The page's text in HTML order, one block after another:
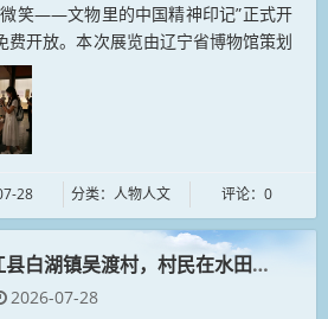
笑——文物里的中国精神印记”正式开
费开放。本次展览由辽宁省博物馆策划
国国家博物馆、浙江省博物馆、河南博
28 分类：人物人文 评论：0
县白湖镇吴渡村，村民在水田中采收
2026-07-28